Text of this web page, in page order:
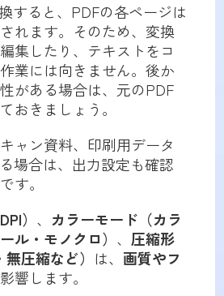
すると、PDFの各ページは
れます。そのため、変換
集したり、テキストをコ
業には向きません。後か
がある場合は、元のPDF
おきましょう。
ャン資料、印刷用データ
場合は、出力設定も確認
す。
） 、 カラーモード（カラ
ル・モノクロ） 、 圧縮形
圧縮など） は、 画質やフ
響します。